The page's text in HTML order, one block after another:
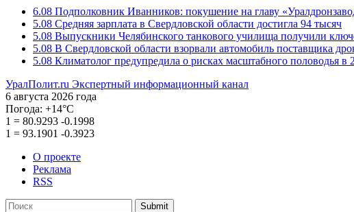
6.08 Подполковник Иванников: покушение на главу
5.08 Средняя зарплата в Свердловской области достигла 94 тысяч
5.08 Выпускники Челябинского танкового училища получили
5.08 В Свердловской области взорвали автомобиль поставщика
5.08 Климатолог предупредила о рисках масштабного половодья в
УралПолит.ru Экспертный информационный канал
6 августа 2026 года
Погода: +14°С
1 = 80.9293 -0.1998
1 = 93.1901 -0.3923
О проекте
Реклама
RSS
Submit